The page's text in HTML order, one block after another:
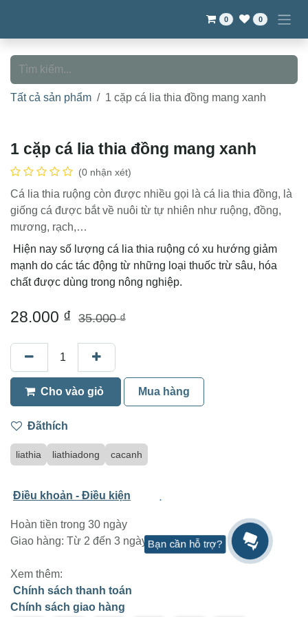
0 0
Tất cả sản phẩm 1 cặp cá lia thia đồng mang xanh
1 cặp cá lia thia đồng mang xanh
(0 nhận xét)
Cá lia thia ruộng còn được nhiều gọi là cá lia thia
đồng, là giống cá được bắt về nuôi từ tự nhiên như
ruộng, đồng, mương, rạch,…
mạnh do các tác động từ những loại thuốc trừ sâu, hóa
28.000₫
Cho vào giỏ
Bạn cần hỗ trợ?